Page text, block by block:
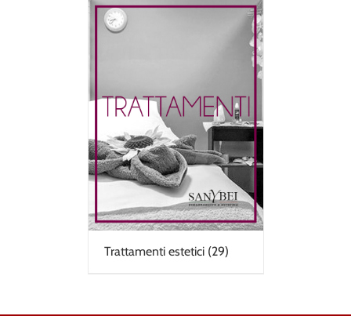
Trattamenti estetici (29)